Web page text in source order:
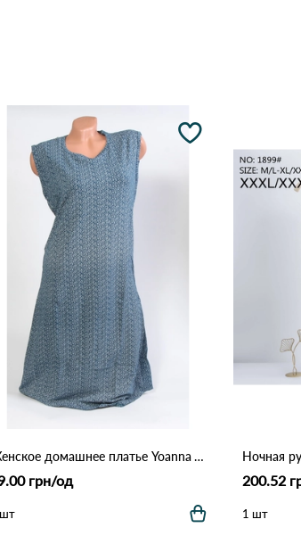
Женское домашнее платье Yoanna Vera 5728 Как на фото
грн/од 200.52
1 шт